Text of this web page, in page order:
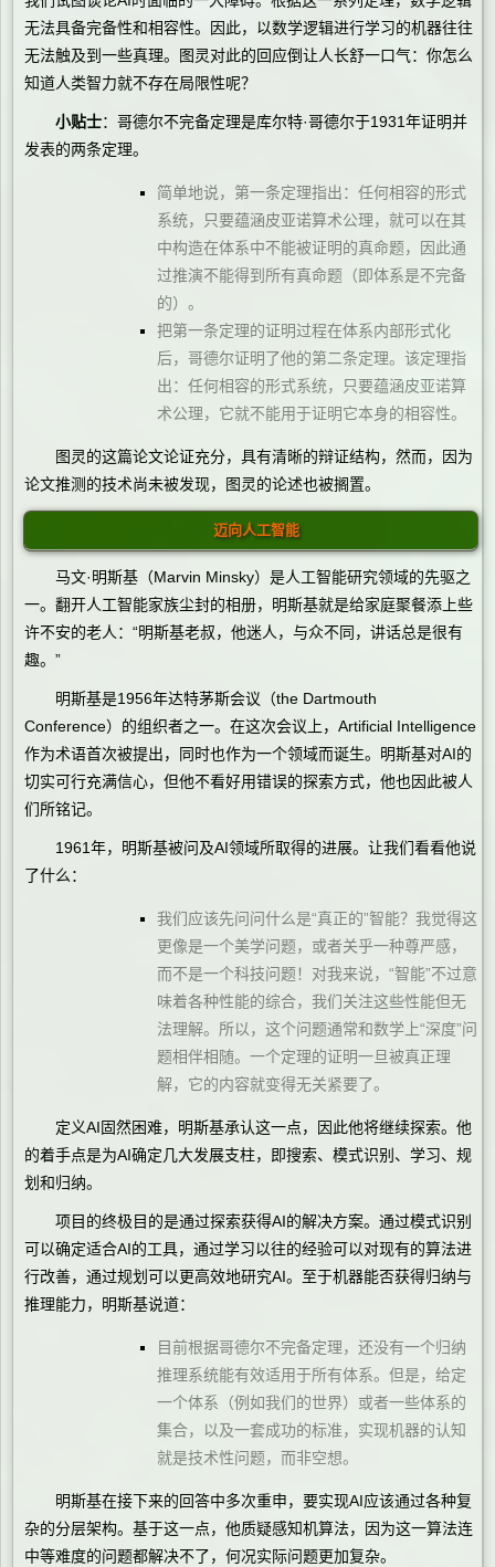
无法具备完备性和相容性。因此，以数学逻辑进行学习的机器往往
无法触及到一些真理。图灵对此的回应倒让人长舒一口气：你怎么
知道人类智力就不存在局限性呢？
小贴士：哥德尔不完备定理是库尔特·哥德尔于1931年证明并
发表的两条定理。
简单地说，第一条定理指出：任何相容的形式
系统，只要蕴涵皮亚诺算术公理，就可以在其
中构造在体系中不能被证明的真命题，因此通
过推演不能得到所有真命题（即体系是不完备
的）。
把第一条定理的证明过程在体系内部形式化
后，哥德尔证明了他的第二条定理。该定理指
出：任何相容的形式系统，只要蕴涵皮亚诺算
术公理，它就不能用于证明它本身的相容性。
图灵的这篇论文论证充分，具有清晰的辩证结构，然而，因为
论文推测的技术尚未被发现，图灵的论述也被搁置。
迈向人工智能
马文·明斯基（Marvin Minsky）是人工智能研究领域的先驱之
一。翻开人工智能家族尘封的相册，明斯基就是给家庭聚餐添上些
许不安的老人：“明斯基老叔，他迷人，与众不同，讲话总是很有
趣。”
明斯基是1956年达特茅斯会议（the Dartmouth
Conference）的组织者之一。在这次会议上，Artificial Intelligence
作为术语首次被提出，同时也作为一个领域而诞生。明斯基对AI的
切实可行充满信心，但他不看好用错误的探索方式，他也因此被人
们所铭记。
1961年，明斯基被问及AI领域所取得的进展。让我们看看他说
了什么：
我们应该先问问什么是“真正的”智能？我觉得这
更像是一个美学问题，或者关乎一种尊严感，
而不是一个科技问题！对我来说，“智能”不过意
味着各种性能的综合，我们关注这些性能但无
法理解。所以，这个问题通常和数学上“深度”问
题相伴相随。一个定理的证明一旦被真正理
解，它的内容就变得无关紧要了。
定义AI固然困难，明斯基承认这一点，因此他将继续探索。他
的着手点是为AI确定几大发展支柱，即搜索、模式识别、学习、规
划和归纳。
项目的终极目的是通过探索获得AI的解决方案。通过模式识别
可以确定适合AI的工具，通过学习以往的经验可以对现有的算法进
行改善，通过规划可以更高效地研究AI。至于机器能否获得归纳与
推理能力，明斯基说道：
目前根据哥德尔不完备定理，还没有一个归纳
推理系统能有效适用于所有体系。但是，给定
一个体系（例如我们的世界）或者一些体系的
集合，以及一套成功的标准，实现机器的认知
就是技术性问题，而非空想。
明斯基在接下来的回答中多次重申，要实现AI应该通过各种复
杂的分层架构。基于这一点，他质疑感知机算法，因为这一算法连
中等难度的问题都解决不了，何况实际问题更加复杂。